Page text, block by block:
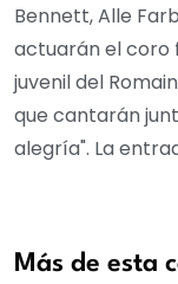
Bennett, Alle
actuarán el coro
juvenil del
que cantarán
alegría". La
Más de esta